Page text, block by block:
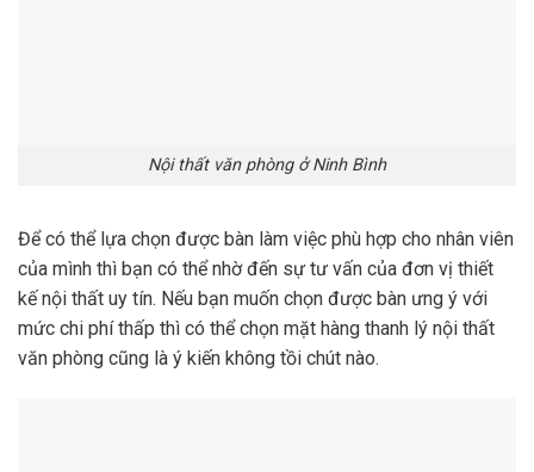
Nội thất văn phòng ở Ninh Bình
Để có thể lựa chọn được bàn làm việc phù hợp cho nhân viên
của mình thì bạn có thể nhờ đến sự tư vấn của đơn vị thiết
kế nội thất uy tín. Nếu bạn muốn chọn được bàn ưng ý với
mức chi phí thấp thì có thể chọn mặt hàng thanh lý nội thất
văn phòng cũng là ý kiến không tồi chút nào.